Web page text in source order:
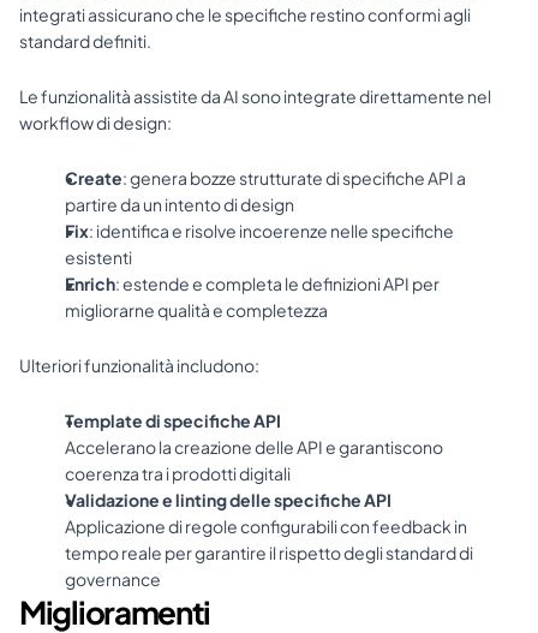
integrati assicurano che le specifiche restino conformi agli
standard definiti.
Le funzionalità assistite da AI sono integrate direttamente nel
workflow di design:
Create: genera bozze strutturate di specifiche API a
partire da un intento di design
Fix: identifica e risolve incoerenze nelle specifiche
esistenti
Enrich: estende e completa le definizioni API per
migliorarne qualità e completezza
Ulteriori funzionalità includono:
Template di specifiche API
Accelerano la creazione delle API e garantiscono
coerenza tra i prodotti digitali
Validazione e linting delle specifiche API
Applicazione di regole configurabili con feedback in
tempo reale per garantire il rispetto degli standard di
governance
Miglioramenti